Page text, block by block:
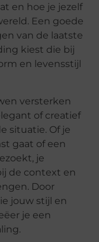
en hoe je jezelf
Een goede
van de laatste
kiest die bij
en levensstijl
versterken
of creatief
situatie. Of je
gaat of een
je
de context en
Door
jouw stijl en
je een